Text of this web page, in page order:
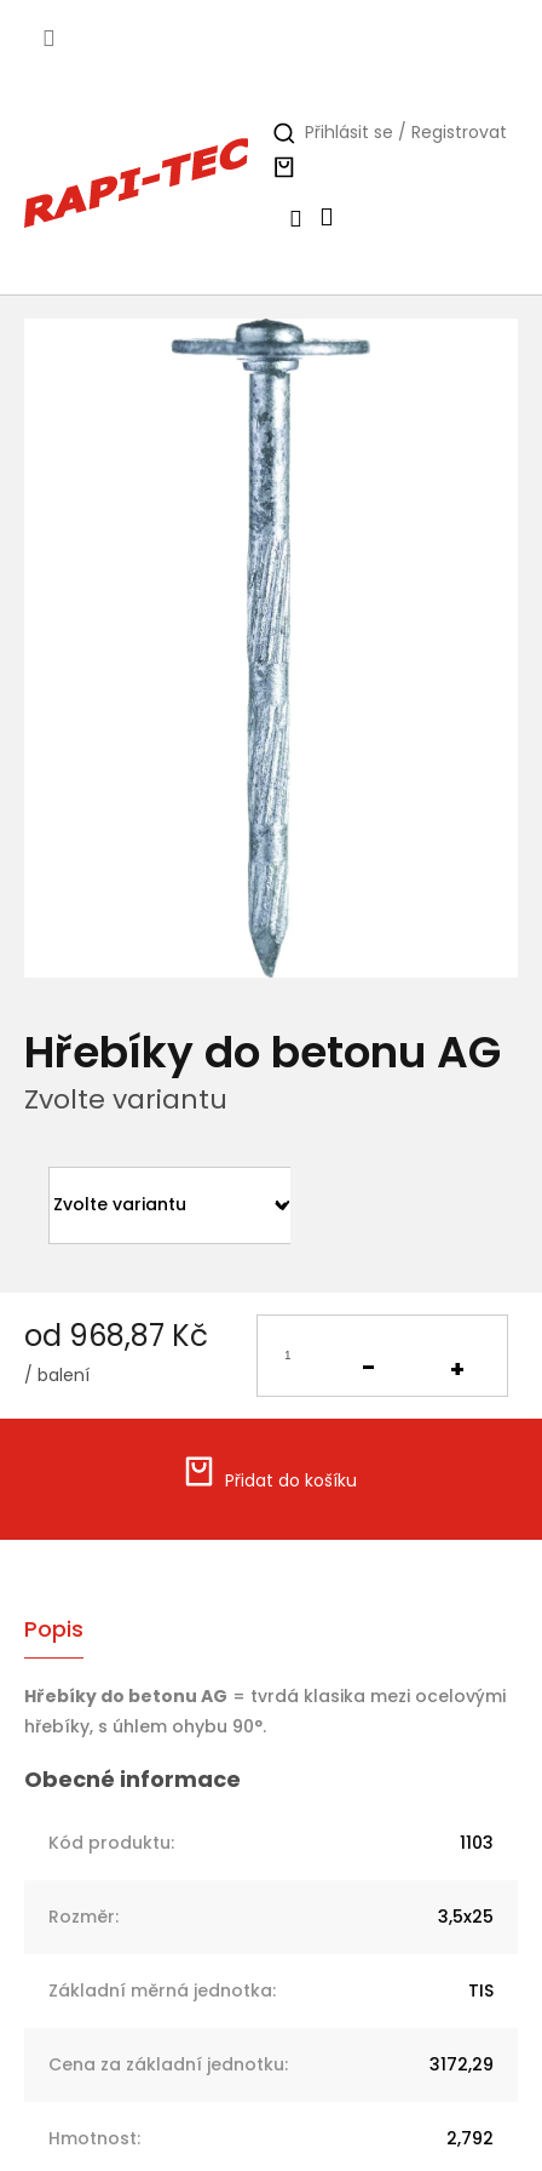
Přihlásit se / Registrovat
Hřebíky do betonu AG
Zvolte variantu
od 968,87 Kč
/ balení
cena:
Přidat do košíku
Popis
Hřebíky do betonu AG = tvrdá klasika mezi ocelovými
hřebíky, s úhlem ohybu 90°.
Kód produktu: 1103
Rozměr: 3,5x25
Základní měrná jednotka: TIS
Cena za základní jednotku: 3172,29
Hmotnost: 2,792